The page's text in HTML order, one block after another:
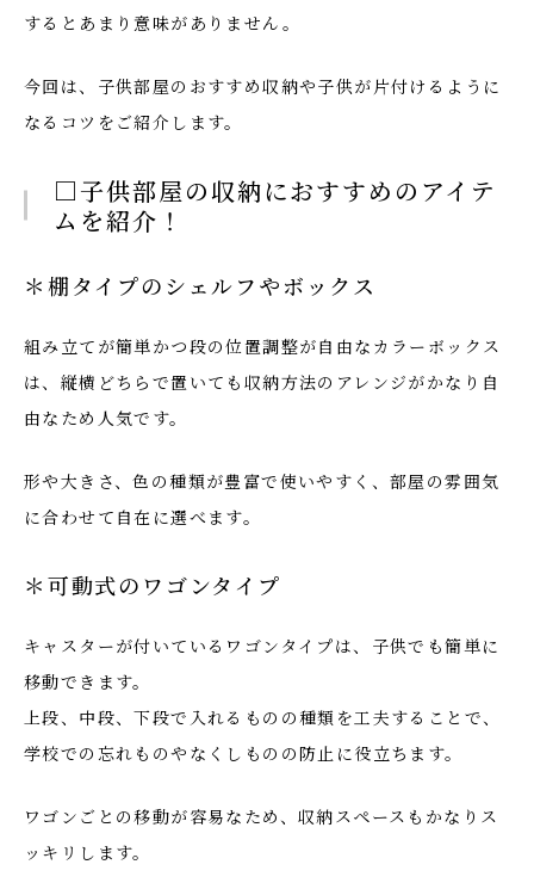
するとあまり意味がありません。
今回は、子供部屋のおすすめ収納や子供が片付けるように
なるコツをご紹介します。
□子供部屋の収納におすすめのアイテ
ムを紹介！
＊棚タイプのシェルフやボックス
組み立てが簡単かつ段の位置調整が自由なカラーボックス
は、縦横どちらで置いても収納方法のアレンジがかなり自
由なため人気です。
形や大きさ、色の種類が豊富で使いやすく、部屋の雰囲気
に合わせて自在に選べます。
＊可動式のワゴンタイプ
キャスターが付いているワゴンタイプは、子供でも簡単に
移動できます。
上段、中段、下段で入れるものの種類を工夫することで、
学校での忘れものやなくしものの防止に役立ちます。
ワゴンごとの移動が容易なため、収納スペースもかなりス
ッキリします。